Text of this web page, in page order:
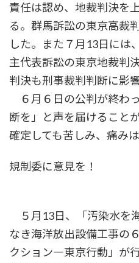
責任は認め、地裁判決を
る。群馬訴訟の東京高裁
した。また７月13日には
主代表訴訟の東京地裁判
判決も刑事裁判判断に影
６月６日の公判が終わ
断を」と声を届けること
確定しても苦しみ、痛み
規制委に意見を！
５月13日、「汚染水を
なき海洋放出設備工事の
クション―東京行動」が